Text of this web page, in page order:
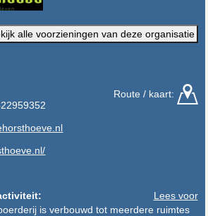
alle voorzieningen van deze organisatie
Route / kaart:
Lees voor
is verbouwd tot meerdere ruimtes